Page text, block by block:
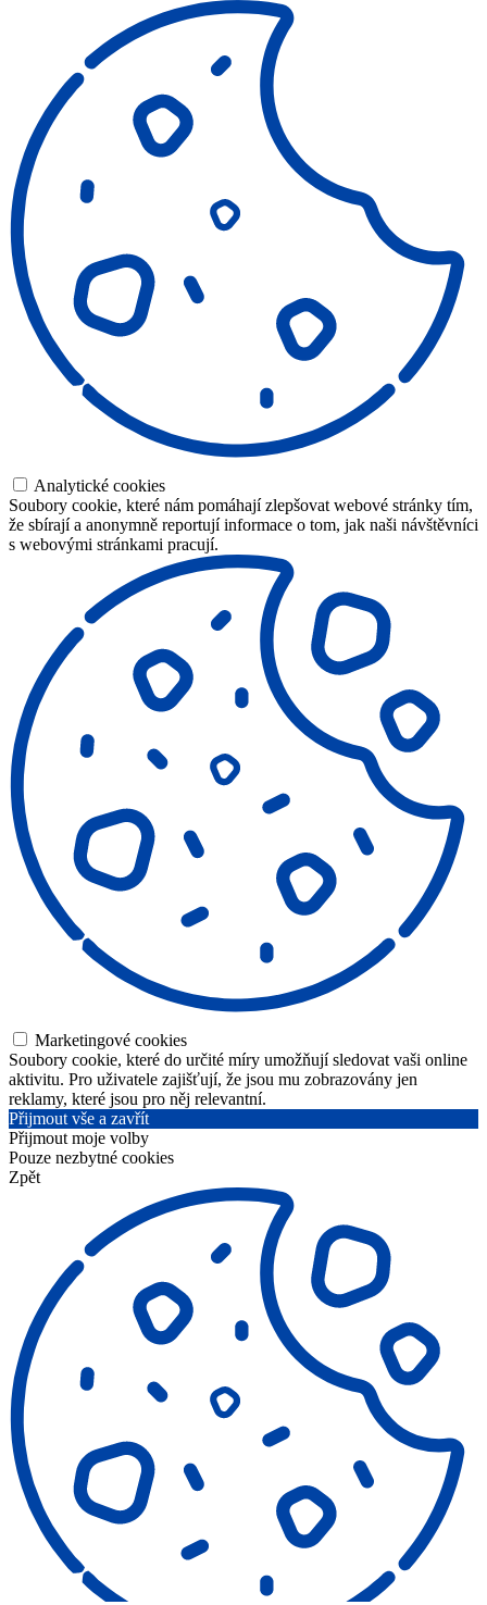
Analytické cookies
Soubory cookie, které nám pomáhají zlepšovat webové stránky tím,
že sbírají a anonymně reportují informace o tom, jak naši návštěvníci
s webovými stránkami pracují.
Marketingové cookies
Soubory cookie, které do určité míry umožňují sledovat vaši online
aktivitu. Pro uživatele zajišťují, že jsou mu zobrazovány jen
reklamy, které jsou pro něj relevantní.
Přijmout vše a zavřít
Přijmout moje volby
Pouze nezbytné cookies
Zpět